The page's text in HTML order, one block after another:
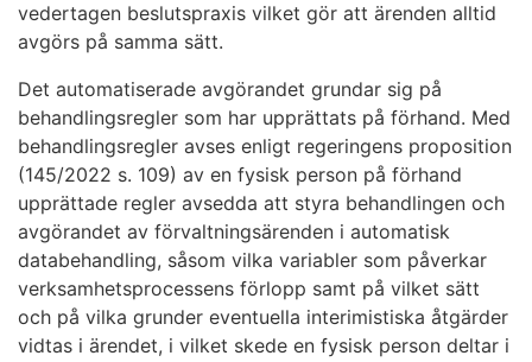
vedertagen beslutspraxis vilket gör att ärenden alltid
avgörs på samma sätt.
Det automatiserade avgörandet grundar sig på
behandlingsregler som har upprättats på förhand. Med
behandlingsregler avses enligt regeringens proposition
(145/2022 s. 109) av en fysisk person på förhand
upprättade regler avsedda att styra behandlingen och
avgörandet av förvaltningsärenden i automatisk
databehandling, såsom vilka variabler som påverkar
verksamhetsprocessens förlopp samt på vilket sätt
och på vilka grunder eventuella interimistiska åtgärder
vidtas i ärendet, i vilket skede en fysisk person deltar i